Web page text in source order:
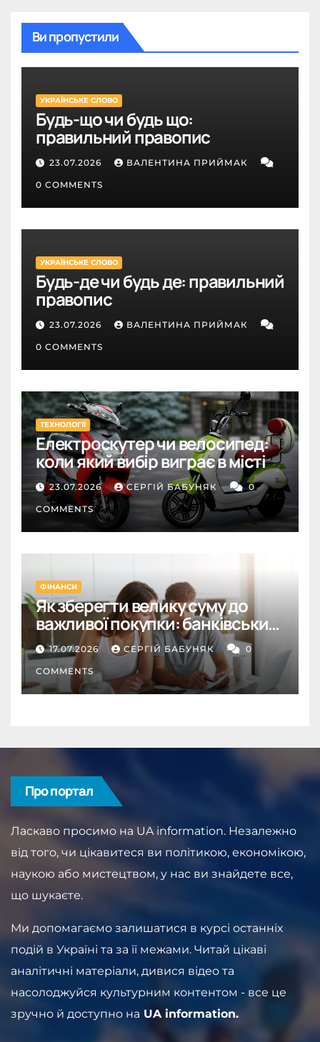
Ви пропустили
УКРАЇНСЬКЕ СЛОВО
Будь-що чи будь що:
правильний правопис
23.07.2026 ВАЛЕНТИНА ПРИЙМАК
0 COMMENTS
УКРАЇНСЬКЕ СЛОВО
Будь-де чи будь де: правильний
правопис
23.07.2026 ВАЛЕНТИНА ПРИЙМАК
0 COMMENTS
ТЕХНОЛОГІЇ
Електроскутер чи велосипед:
коли який вибір виграє в місті
23.07.2026 СЕРГІЙ БАБУНЯК 0
COMMENTS
ФІНАНСИ
Як зберегти велику суму до
важливої покупки: банківський
депозит як інструмент
дисципліни
17.07.2026 СЕРГІЙ БАБУНЯК 0
COMMENTS
Про портал
Ласкаво просимо на UA information. Незалежно
від того, чи цікавитеся ви політикою, економікою,
наукою або мистецтвом, у нас ви знайдете все,
що шукаєте.
Ми допомагаємо залишатися в курсі останніх
подій в Україні та за її межами. Читай цікаві
аналітичні матеріали, дивися відео та
насолоджуйся культурним контентом - все це
зручно й доступно на UA information.